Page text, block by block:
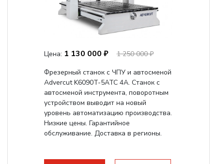
Цена: 1 130 000 ₽
1 250 000 ₽
Фрезерный станок с ЧПУ и автосменой
Advercut K6090T-5ATC 4A. Станок с
автосменой инструмента, поворотным
устройством выводит на новый
уровень автоматизацию производства.
Низкие цены. Гарантийное
обслуживание. Доставка в регионы.